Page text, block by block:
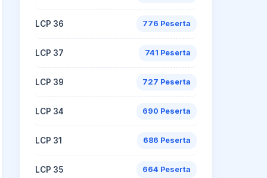
LCP 36 776 Peserta
LCP 37 741 Peserta
LCP 39 727 Peserta
LCP 34 690 Peserta
LCP 31 686 Peserta
LCP 35 664 Peserta